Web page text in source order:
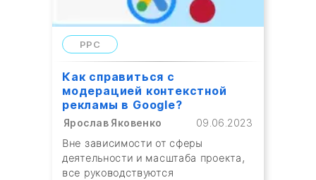
PPC
Как справиться с
модерацией контекстной
рекламы в Google?
Ярослав Яковенко
09.06.2023
Вне зависимости от сферы
деятельности и масштаба проекта,
все руководствуются